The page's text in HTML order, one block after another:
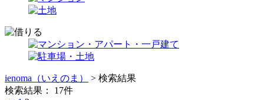
ienoma（いえのま）
> 検索結果
検索結果： 17件